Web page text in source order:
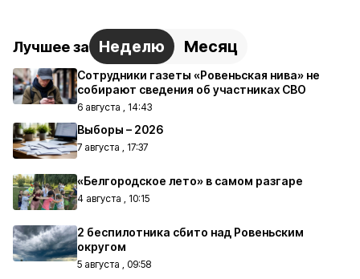
Лучшее за Неделю Месяц
Сотрудники газеты «Ровеньская нива» не
собирают сведения об участниках СВО
6 августа , 14:43
Выборы – 2026
7 августа , 17:37
«Белгородское лето» в самом разгаре
4 августа , 10:15
2 беспилотника сбито над Ровеньским
округом
5 августа , 09:58